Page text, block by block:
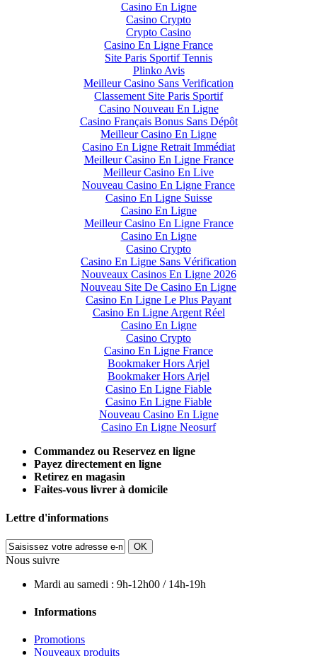
Casino En Ligne
Casino Crypto
Crypto Casino
Casino En Ligne France
Site Paris Sportif Tennis
Plinko Avis
Meilleur Casino Sans Verification
Classement Site Paris Sportif
Casino Nouveau En Ligne
Casino Français Bonus Sans Dépôt
Meilleur Casino En Ligne
Casino En Ligne Retrait Immédiat
Meilleur Casino En Ligne France
Meilleur Casino En Live
Nouveau Casino En Ligne France
Casino En Ligne Suisse
Casino En Ligne
Meilleur Casino En Ligne France
Casino En Ligne
Casino Crypto
Casino En Ligne Sans Vérification
Nouveaux Casinos En Ligne 2026
Nouveau Site De Casino En Ligne
Casino En Ligne Le Plus Payant
Casino En Ligne Argent Réel
Casino En Ligne
Casino Crypto
Casino En Ligne France
Bookmaker Hors Arjel
Bookmaker Hors Arjel
Casino En Ligne Fiable
Casino En Ligne Fiable
Nouveau Casino En Ligne
Casino En Ligne Neosurf
Commandez ou Reservez en ligne
Payez directement en ligne
Retirez en magasin
Faites-vous livrer à domicile
Lettre d'informations
OK
Nous suivre
Mardi au samedi : 9h-12h00 / 14h-19h
Informations
Promotions
Nouveaux produits